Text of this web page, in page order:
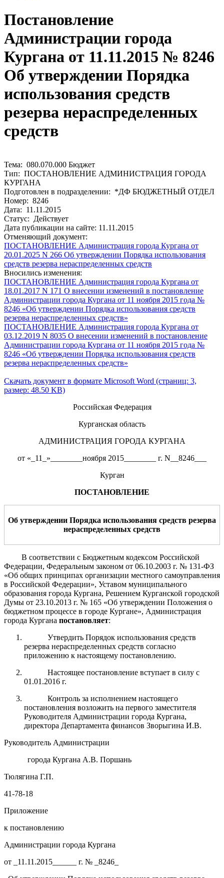
Постановление
Администрации города
Кургана от 11.11.2015 № 8246
Об утверждении Порядка
использования средств
резерва нераспределенных
средств
Тема: 080.070.000 Бюджет
Тип: ПОСТАНОВЛЕНИЕ АДМИНИСТРАЦИЯ ГОРОДА
КУРГАНА
Подготовлен в подразделении: *ДФ БЮДЖЕТНЫЙ ОТДЕЛ
Номер: 8246
Дата: 11.11.2015
Статус: Действует
Дата публикации на сайте: 11.11.2015
Отменяющий документ:
ПОСТАНОВЛЕНИЕ Администрация города Кургана от
20.01.2025 N 266 Об утверждении Порядка использования
средств резерва нераспределенных средств
Вносились изменения:
ПОСТАНОВЛЕНИЕ Администрация города Кургана от
18.01.2017 N 171 О внесении изменений в постановление
Администрации города Кургана от 11 ноября 2015 года №
8246 «Об утверждении Порядка использования средств
резерва нераспределенных средств»
ПОСТАНОВЛЕНИЕ Администрация города Кургана от
03.12.2019 N 8035 О внесении изменений в постановление
Администрации города Кургана от 11 ноября 2015 года №
8246 «Об утверждении Порядка использования средств
резерва нераспределенных средств»
Скачать документ в формате Microsoft Word (страниц: 3,
размер: 48.50 KB)
Российская Федерация
Курганская область
АДМИНИСТРАЦИЯ ГОРОДА КУРГАНА
от «_11_»________ноября 2015________ г. N__8246___
Курган
ПОСТАНОВЛЕНИЕ
Об утверждении Порядка использования средств резерва
нераспределенных средств
В соответствии с Бюджетным кодексом Российской
Федерации, Федеральным законом от 06.10.2003 г. № 131-ФЗ
«Об общих принципах организации местного самоуправления
в Российской Федерации», Уставом муниципального
образования города Кургана, Решением Курганской городской
Думы от 23.10.2013 г. № 165 «Об утверждении Положения о
бюджетном процессе в городе Кургане», Администрация
города Кургана постановляет:
Утвердить Порядок использования средств
резерва нераспределенных средств согласно
приложению к настоящему постановлению.
Настоящее постановление вступает в силу с
01.01.2016 г.
Контроль за исполнением настоящего
постановления возложить на первого заместителя
Руководителя Администрации города Кургана,
директора Департамента финансов Зворыгина И.В.
Руководитель Администрации
города Кургана А.В. Поршань
Тюлягина Г.П.
41-78-18
Приложение
к постановлению
Администрации города Кургана
от _11.11.2015______ г. № _8246_